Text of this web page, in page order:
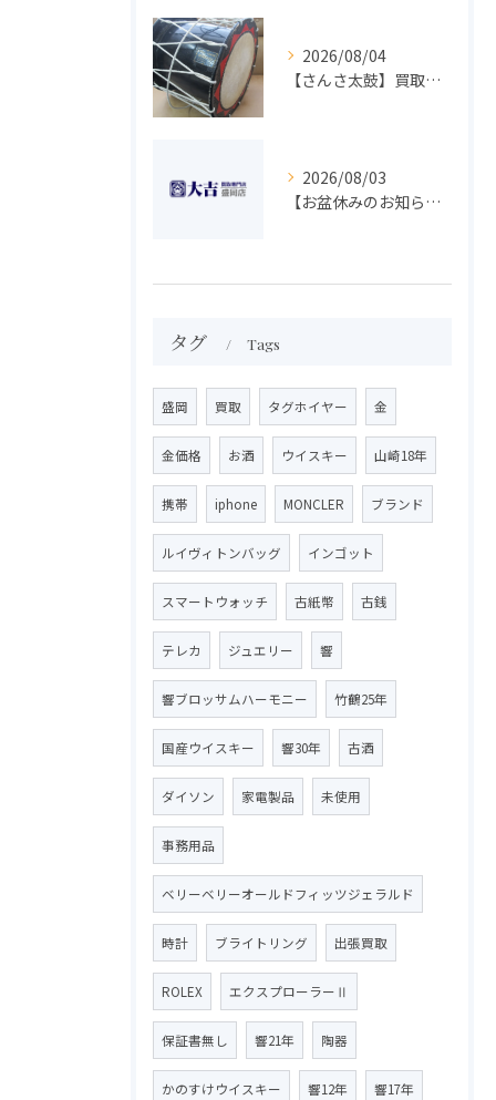
2026/08/04
【さんさ太鼓】買取 大吉盛岡店 楽器 買取します！！
2026/08/03
【お盆休みのお知らせ】買取専門 大吉 盛岡店
タグ Tags
盛岡 買取 タグホイヤー 金
金価格 お酒 ウイスキー 山崎18年
携帯 iphone MONCLER ブランド
ルイヴィトンバッグ インゴット
スマートウォッチ 古紙幣 古銭
テレカ ジュエリー 響
響ブロッサムハーモニー 竹鶴25年
国産ウイスキー 響30年 古酒
ダイソン 家電製品 未使用
事務用品
ベリーベリーオールドフィッツジェラルド
時計 ブライトリング 出張買取
ROLEX エクスプローラーⅡ
保証書無し 響21年 陶器
かのすけウイスキー 響12年 響17年